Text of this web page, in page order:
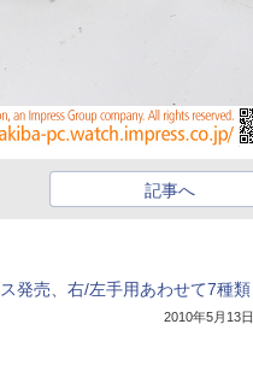
記事へ
発売、右/左手用あわせて7種類
2010年5月13日